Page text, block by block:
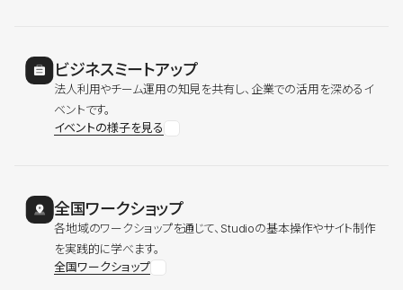
ビジネスミートアップ
法人利用やチーム運用の知見を共有し、企業での活用を深めるイ
ベントです。
イベントの様子を見る
全国ワークショップ
各地域のワークショップを通じて、Studioの基本操作やサイト制作
を実践的に学べます。
全国ワークショップ